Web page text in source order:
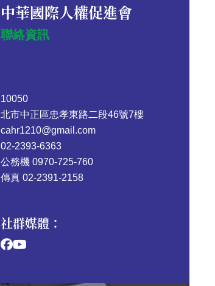
中華國際人權促進會
聯絡資訊
10050
北市中正區忠孝東路二段46號7樓
cahr1210@gmail.com
02-2393-6363
公務機 0970-725-760
傳真 02-2391-2158
社群媒體：